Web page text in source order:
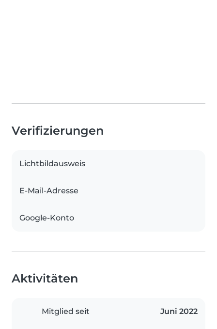
Verifizierungen
Lichtbildausweis
E-Mail-Adresse
Google-Konto
Aktivitäten
Mitglied seit Juni 2022